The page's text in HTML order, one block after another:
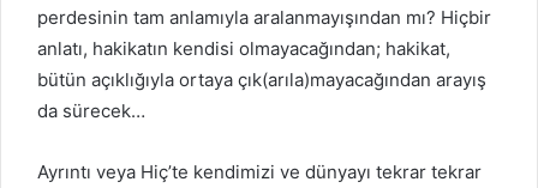
perdesinin tam anlamıyla aralanmayışından mı? Hiçbir
anlatı, hakikatın kendisi olmayacağından; hakikat,
bütün açıklığıyla ortaya çık(arıla)mayacağından arayış
da sürecek…
Ayrıntı veya Hiç’te kendimizi ve dünyayı tekrar tekrar